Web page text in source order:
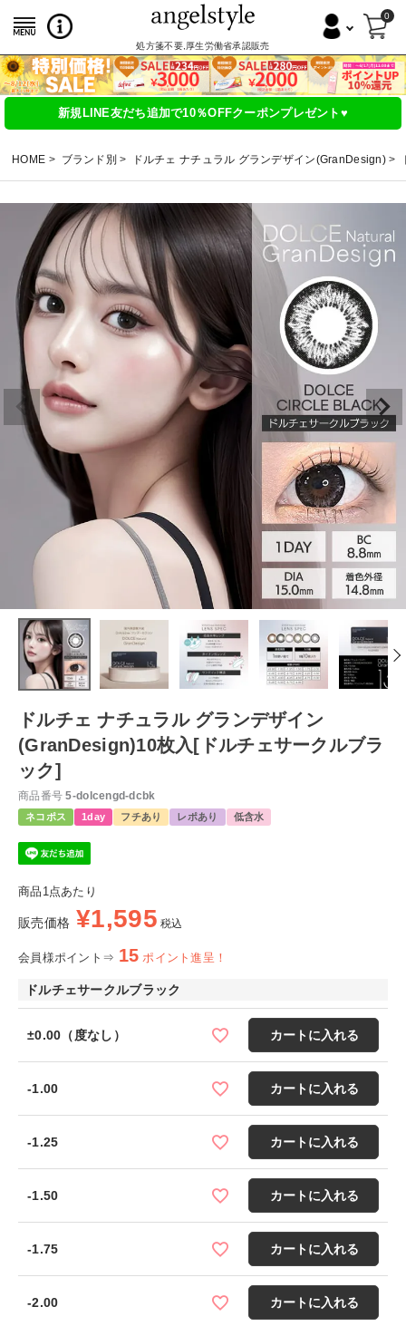
処方箋不要,厚生労働省承認販売
0
新規LINE友だち追加で10％OFFクーポンプレゼント♥
HOME ブランド別 ドルチェ ナチュラル グランデザイン(GranDesign)
ドルチェ ナチュラル グランデザイン
(GranDesign)10枚入[ドルチェサークルブラ
ック]
商品番号 5-dolcengd-dcbk
ネコポス 1day フチあり レポあり 低含水
商品1点あたり
販売価格 ¥1,595 税込
会員様ポイント⇒ 15 ポイント進呈！
ドルチェサークルブラック
±0.00（度なし） カートに入れる
-1.00 カートに入れる
-1.25 カートに入れる
-1.50 カートに入れる
-1.75 カートに入れる
-2.00 カートに入れる